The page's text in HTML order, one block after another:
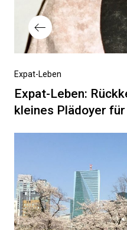
Vorheriger
Beitrag
Expat-Leben
Expat-Leben:
kleines Plädoyer